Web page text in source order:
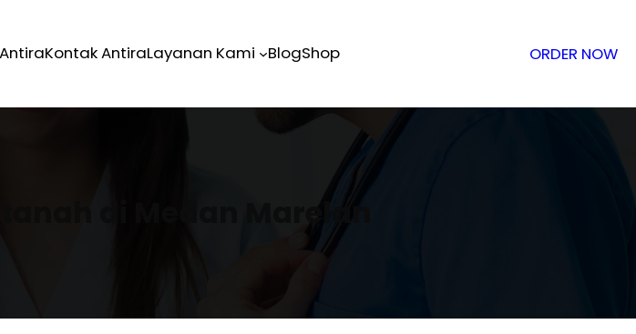
Kontak AntiraLayanan Kami BlogShop ORDER NOW